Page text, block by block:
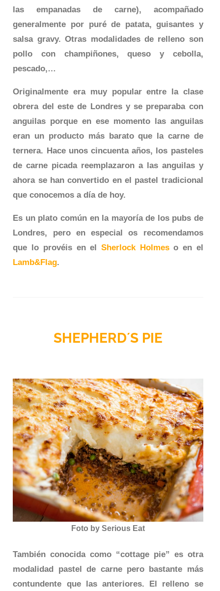
las empanadas de carne), acompañado
generalmente por puré de patata, guisantes y
salsa gravy. Otras modalidades de relleno son
pollo con champiñones, queso y cebolla,
pescado,…
Originalmente era muy popular entre la clase
obrera del este de Londres y se preparaba con
anguilas porque en ese momento las anguilas
eran un producto más barato que la carne de
ternera. Hace unos cincuenta años, los pasteles
de carne picada reemplazaron a las anguilas y
ahora se han convertido en el pastel tradicional
que conocemos a día de hoy.
Es un plato común en la mayoría de los pubs de
Londres, pero en especial os recomendamos
que lo provéis en el Sherlock Holmeso en el
Lamb&Flag.
SHEPHERD´S PIE
Foto by Serious Eat
También conocida como “cottage pie” es otra
modalidad pastel de carne pero bastante más
contundente que las anteriores. El relleno se